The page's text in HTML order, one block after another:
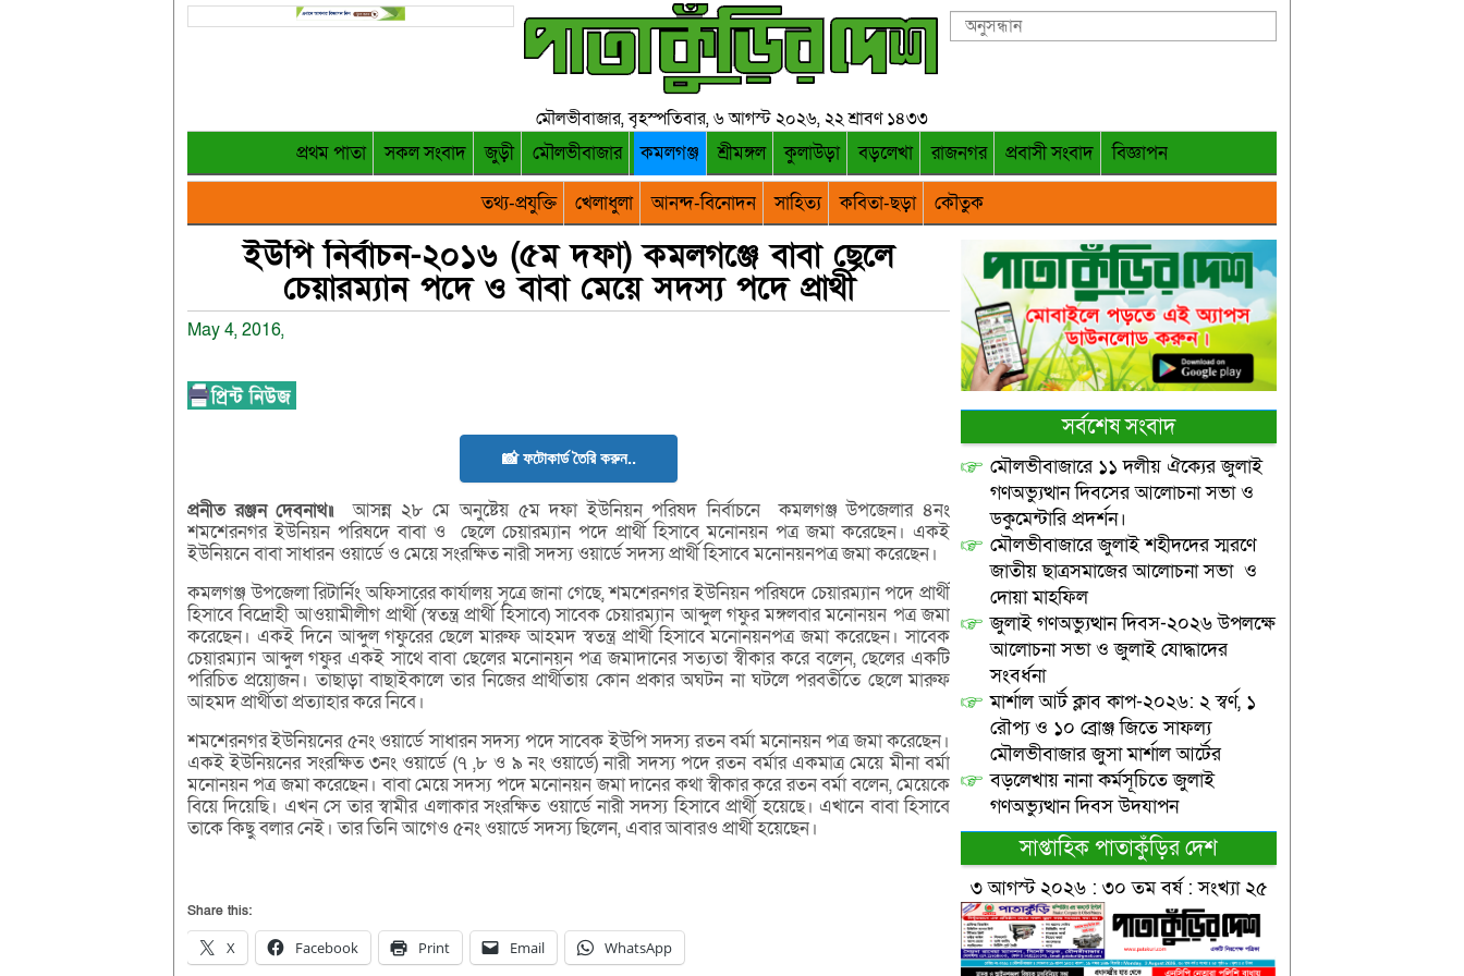
মৌলভীবাজার, বৃহস্পতিবার, ৬ আগস্ট ২০২৬, ২২ শ্রাবণ ১৪৩৩
প্রথম পাতা সকল সংবাদ জুড়ী মৌলভীবাজার কমলগঞ্জ শ্রীমঙ্গল কুলাউড়া বড়লেখা রাজনগর প্রবাসী সংবাদ
বিজ্ঞাপন
তথ্য-প্রযুক্তি
খেলাধুলা আনন্দ-বিনোদন সাহিত্য কবিতা-ছড়া কৌতুক
ইউপি নির্বাচন-২০১৬ (৫ম দফা) কমলগঞ্জে বাবা ছেলে
চেয়ারম্যান পদে ও বাবা মেয়ে সদস্য পদে প্রার্থী
May 4, 2016,
📸 ফটোকার্ড তৈরি করুন..
প্রনীত রঞ্জন দেবনাথ॥ আসন্ন ২৮ মে অনুষ্টেয় ৫ম দফা ইউনিয়ন পরিষদ নির্বাচনে কমলগঞ্জ উপজেলার ৪নং
শমশেরনগর ইউনিয়ন পরিষদে বাবা ও ছেলে চেয়ারম্যান পদে প্রার্থী হিসাবে মনোনয়ন পত্র জমা করেছেন। একই
ইউনিয়নে বাবা সাধারন ওয়ার্ডে ও মেয়ে সংরক্ষিত নারী সদস্য ওয়ার্ডে সদস্য প্রার্থী হিসাবে মনোনয়নপত্র জমা করেছেন।
কমলগঞ্জ উপজেলা রিটার্নিং অফিসারের কার্যালয় সূত্রে জানা গেছে, শমশেরনগর ইউনিয়ন পরিষদে চেয়ারম্যান পদে প্রার্থী
হিসাবে বিদ্রোহী আওয়ামীলীগ প্রার্থী (স্বতন্ত্র প্রার্থী হিসাবে) সাবেক চেয়ারম্যান আব্দুল গফুর মঙ্গলবার মনোনয়ন পত্র জমা
করেছেন। একই দিনে আব্দুল গফুরের ছেলে মারুফ আহমদ স্বতন্ত্র প্রার্থী হিসাবে মনোনয়নপত্র জমা করেছেন। সাবেক
চেয়ারম্যান আব্দুল গফুর একই সাথে বাবা ছেলের মনোনয়ন পত্র জমাদানের সত্যতা স্বীকার করে বলেন, ছেলের একটি
পরিচিত প্রয়োজন। তাছাড়া বাছাইকালে তার নিজের প্রার্থীতায় কোন প্রকার অঘটন না ঘটলে পরবর্তীতে ছেলে মারুফ
আহমদ প্রার্থীতা প্রত্যাহার করে নিবে।
শমশেরনগর ইউনিয়নের ৫নং ওয়ার্ডে সাধারন সদস্য পদে সাবেক ইউপি সদস্য রতন বর্মা মনোনয়ন পত্র জমা করেছেন।
একই ইউনিয়নের সংরক্ষিত ৩নং ওয়ার্ডে (৭ ,৮ ও ৯ নং ওয়ার্ডে) নারী সদস্য পদে রতন বর্মার একমাত্র মেয়ে মীনা বর্মা
মনোনয়ন পত্র জমা করেছেন। বাবা মেয়ে সদস্য পদে মনোনয়ন জমা দানের কথা স্বীকার করে রতন বর্মা বলেন, মেয়েকে
বিয়ে দিয়েছি। এখন সে তার স্বামীর এলাকার সংরক্ষিত ওয়ার্ডে নারী সদস্য হিসাবে প্রার্থী হয়েছে। এখানে বাবা হিসাবে
তাকে কিছু বলার নেই। তার তিনি আগেও ৫নং ওয়ার্ডে সদস্য ছিলেন, এবার আবারও প্রার্থী হয়েছেন।
Share this:
X Facebook Print Email WhatsApp
সর্বশেষ সংবাদ
মৌলভীবাজারে ১১ দলীয় ঐক্যের জুলাই
গণঅভ্যুত্থান দিবসের আলোচনা সভা ও
ডকুমেন্টারি প্রদর্শন।
মৌলভীবাজারে জুলাই শহীদদের স্মরণে
জাতীয় ছাত্রসমাজের আলোচনা সভা ও
দোয়া মাহফিল
জুলাই গণঅভ্যুত্থান দিবস-২০২৬ উপলক্ষে
আলোচনা সভা ও জুলাই যোদ্ধাদের
সংবর্ধনা
মার্শাল আর্ট ক্লাব কাপ-২০২৬: ২ স্বর্ণ, ১
রৌপ্য ও ১০ ব্রোঞ্জ জিতে সাফল্য
মৌলভীবাজার জুসা মার্শাল আর্টের
বড়লেখায় নানা কর্মসূচিতে জুলাই
গণঅভ্যুত্থান দিবস উদযাপন
সাপ্তাহিক পাতাকুঁড়ির দেশ
৩ আগস্ট ২০২৬ : ৩০ তম বর্ষ : সংখ্যা ২৫